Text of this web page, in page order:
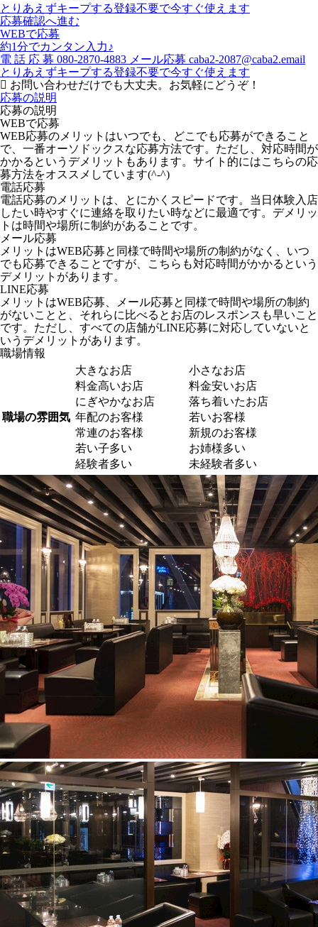
とりあえずキープする登録不要で今すぐ使えます
応募確認へ進む
WEBで応募
約1分でカンタン入力♪
電 話 応 募 080-2870-4883 メール応募 caba2-2087@caba2.email
とりあえずキープする登録不要で今すぐ使えます
お問い合わせだけでも大丈夫。お気軽にどうぞ！
応募の説明
応募の説明
WEBで応募
WEB応募のメリットはいつでも、どこでも応募ができること
で、一番オーソドックスな応募方法です。ただし、対応時間が
かかるというデメリットもあります。サイト的にはこちらの応
募方法をオススメしています(^-^)
電話応募
電話応募のメリットは、とにかくスピードです。当日体験入店
したい時やすぐに連絡を取りたい時などに最適です。デメリッ
トは時間や場所に制約があることです。
メール応募
メリットはWEB応募と同様で時間や場所の制約がなく、いつ
でも応募できることですが、こちらも対応時間がかかるという
デメリットがあります。
LINE応募
メリットはWEB応募、メール応募と同様で時間や場所の制約
がないことと、それらに比べるとお店のレスポンスも早いこと
です。ただし、すべての店舗がLINE応募に対応していないと
いうデメリットがあります。
職場情報
職場の雰囲気
大きなお店
小さなお店
料金高いお店
料金安いお店
にぎやかなお店
落ち着いたお店
年配のお客様
若いお客様
常連のお客様
新規のお客様
若い子多い
お姉様多い
経験者多い
未経験者多い